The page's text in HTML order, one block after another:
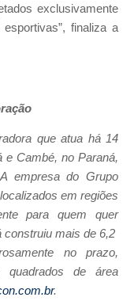
exclusivamente
finaliza a
que atua há 14
e Cambé, no Paraná,
empresa do Grupo
em regiões
para quem quer
construiu mais de 6,2
no prazo,
de área
.